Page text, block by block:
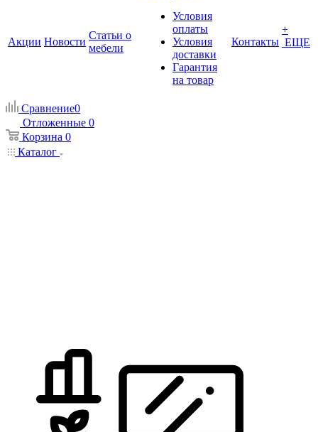
Акции Новости
Статьи о
мебели
Условия
оплаты
Условия
доставки
Гарантия
на товар
Контакты
+
ЕЩЕ
Сравнение0
Отложенные 0
Корзина 0
Каталог